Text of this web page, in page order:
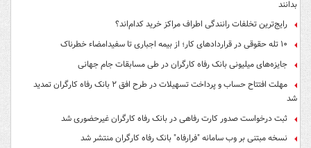
بدانند
رایج‌ترین تخلفات رانندگی اطراف مراکز خرید کدام‌اند؟
۱۰ تله حقوقی در قراردادهای کار؛ از بیمه اجباری تا سفیدامضاء خطرناک
جایزه‌های میلیونی بانک رفاه کارگران در طی مسابقات جام جهانی
مهلت افتتاح حساب و پرداخت تسهیلات در طرح افق ۲ بانک رفاه کارگران تمدید
شد
ثبت درخواست صدور کارت رفاهی در بانک رفاه کارگران غیرحضوری شد
نسخه مبتنی بر وب سامانه "فرارفاه" بانک رفاه کارگران منتشر شد